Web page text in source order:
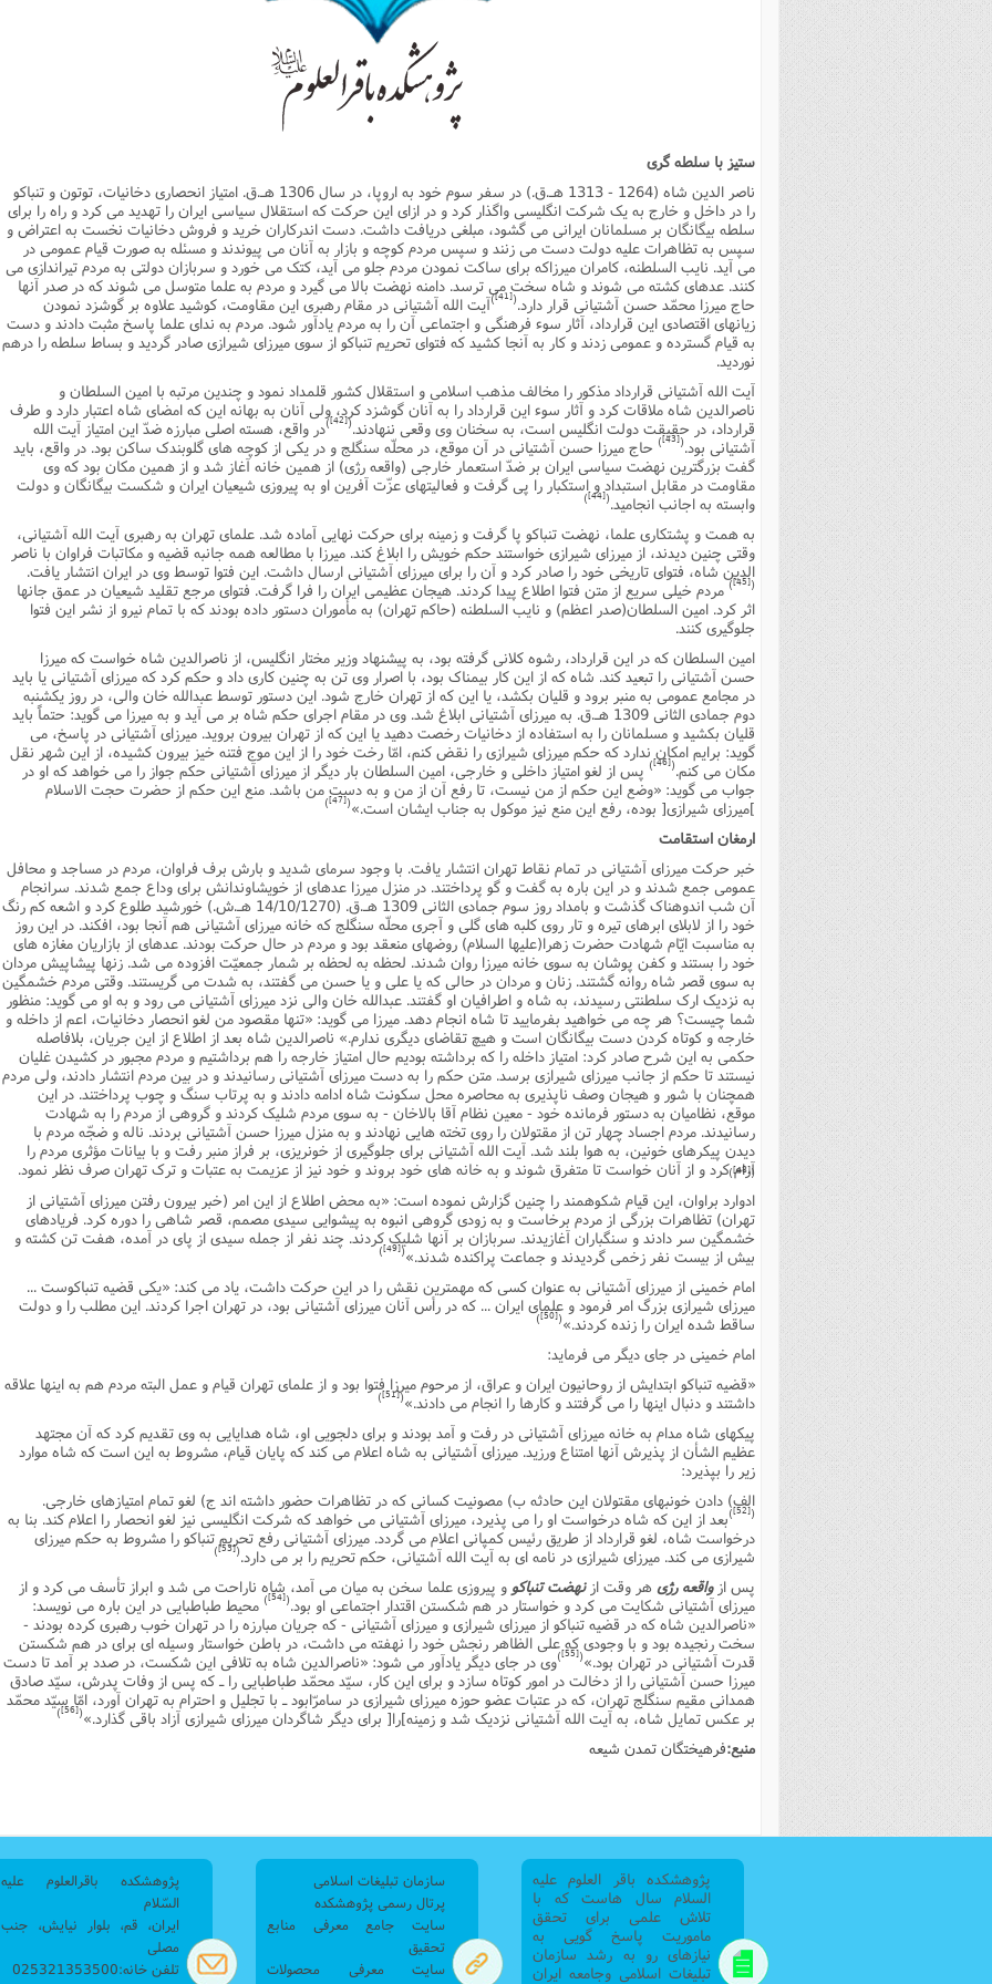
مجموعه پرسش ها و پاسخ های دانش آموزی
اجتماعی
جامعه
اخبار عمومی
خبرگزاری ها
پایگاههای فرهنگی
پایگاههای جامع موضوعات
پایگاههای اندیشمندان اسلامی
پایگاه های پاسخ گویی به سوالات
پایگاه های پاسخ گویی به احکام شرعی
پایگاه های آموزشی
دنیاو آخرت
تعاون و بررسی مسأله اعانه
توبه و امید به مغفرت
خداشناسی
ویژگی ولایت اهل بیت (ع)
راه توشه عاشورائیان
ذکر مصیبت امام باقر علیه السلام
ذکر مصیبت امام صادق علیه السلام
ذکر مصیبت امام موسی علیه السلام
ذکر مصیبت امام رضا علیه السلام
ذکر مصیبت امام هادی علیه السلام
ذکر مصیبت امام حسن عسکری علیه السلام
ذکر مصیبت متفرقه
کاربرد جامعه شناسی در تبلیغ
مقالات اخلاق و آداب در تبلیغ
مهارت های آموزش معارف اسلامی
روش تحقیق و منبع شناسی
سیاسی
تاریخ اسلام
اسلام
جامعه شناسی
فقه
اعتقادی
رذایل
فضائل
مبانی علم اخلاق
نامه های اخلاقی
حکایات
مدیریت و فقه اسلامی
خلاصه کتب مدیریت
مدیریت اسلامی
آینده پژوهی
مدیریت زمان
فرق و مذاهب
فرق شیعی
فرق غیر شیعی
علوم حدیث
فلسفه
محض
مضاف
فلسفه اسلامی
کلام
اسلامی
جدید
فقه و اصول
حقوق
ارتباطات
فصل نامه تربیت تبلیغیپيش شماره اول فصلنامه مطالعات معنوی
پيش شماره 2 فصل نامه تربیت تبلیغی
شماره دوم فصل نامه تربیت تبلیغی
شماره سوم و چهارم فصل نامه تربیت تبلیغی
شماره پنج و شش فصل نامه تربیت تبلیغی
فصلنامه مطالعات معنویپيش شماره اول فصلنامه مطالعات معنوی
شماره اول فصل نامه مطالعات معنوی
شماره دوم فصل نامه مطالعات معنوی
شماره سوم فصل نامه مطالعات معنوی
شماره چهارم و پنجم فصل نامه مطالعات معنوی
شماره ششم فصل نامه مطالعات معنوی
شماره هشتم و نهم فصل‌نامه مطالعات معنوی
شماره دهم فصل‌نامه مطالعات معنوی
علوم تربیتی
آئین دوست یابی
خانواده
قرآن‌پژوهی
علوم حدیث
اخلاق
عرفان
فرق و مذاهب
فقه
حقوق
ستیز با سلطه گرى
ناصر الدین شاه (1264 - 1313 هـ.ق.) در سفر سوم خود به اروپا، در سال 1306 هـ.ق. امتیاز انحصارى دخانیات، توتون و تنباکو
را در داخل و خارج به یک شرکت انگلیسى واگذار کرد و در ازاى این حرکت که استقلال سیاسى ایران را تهدید مى کرد و راه را براى
سلطه بیگانگان بر مسلمانان ایرانى مى گشود، مبلغى دریافت داشت. دست اندرکاران خرید و فروش دخانیات نخست به اعتراض و
سپس به تظاهرات علیه دولت دست مى زنند و سپس مردم کوچه و بازار به آنان مى پیوندند و مسئله به صورت قیام عمومى در
مى آید. نایب السلطنه، کامران میرزاکه براى ساکت نمودن مردم جلو مى آید، کتک مى خورد و سربازان دولتى به مردم تیراندازى مى
کنند. عدهاى کشته مى شوند و شاه سخت مى ترسد. دامنه نهضت بالا مى گیرد و مردم به علما متوسل مى شوند که در صدر آنها
حاج میرزا محمّد حسن آشتیانى قرار دارد.(
[41]
)آیت الله آشتیانى در مقام رهبرى این مقاومت، کوشید علاوه بر گوشزد نمودن
زیانهاى اقتصادى این قرارداد، آثار سوء فرهنگى و اجتماعى آن را به مردم یادآور شود. مردم به نداى علما پاسخ مثبت دادند و دست
به قیام گسترده و عمومى زدند و کار به آنجا کشید که فتواى تحریم تنباکو از سوى میرزاى شیرازى صادر گردید و بساط سلطه را درهم
نوردید.
آیت الله آشتیانى قرارداد مذکور را مخالف مذهب اسلامى و استقلال کشور قلمداد نمود و چندین مرتبه با امین السلطان و
ناصرالدین شاه ملاقات کرد و آثار سوء این قرارداد را به آنان گوشزد کرد، ولى آنان به بهانه این که امضاى شاه اعتبار دارد و طرف
قرارداد، در حقیقت دولت انگلیس است، به سخنان وى وقعى ننهادند.(
[42]
)در واقع، هسته اصلى مبارزه ضدّ این امتیاز آیت الله
آشتیانى بود.(
[43]
) حاج میرزا حسن آشتیانى در آن موقع، در محلّه سنگلج و در یکى از کوچه هاى گلوبندک ساکن بود. در واقع، باید
گفت بزرگترین نهضت سیاسى ایران بر ضدّ استعمار خارجى (واقعه رژى) از همین خانه آغاز شد و از همین مکان بود که وى
مقاومت در مقابل استبداد و استکبار را پى گرفت و فعالیتهاى عزّت آفرین او به پیروزى شیعیان ایران و شکست بیگانگان و دولت
وابسته به اجانب انجامید.(
[44]
)
به همت و پشتکارى علما، نهضت تنباکو پا گرفت و زمینه براى حرکت نهایى آماده شد. علماى تهران به رهبرى آیت الله آشتیانى،
وقتى چنین دیدند، از میرزاى شیرازى خواستند حکم خویش را ابلاغ کند. میرزا با مطالعه همه جانبه قضیه و مکاتبات فراوان با ناصر
الدین شاه، فتواى تاریخى خود را صادر کرد و آن را براى میرزاى آشتیانى ارسال داشت. این فتوا توسط وى در ایران انتشار یافت.
(
[45]
) مردم خیلى سریع از متن فتوا اطلاع پیدا کردند. هیجان عظیمى ایران را فرا گرفت. فتواى مرجع تقلید شیعیان در عمق جانها
اثر کرد. امین السلطان(صدر اعظم) و نایب السلطنه (حاکم تهران) به مأموران دستور داده بودند که با تمام نیرو از نشر این فتوا
جلوگیرى کنند.
امین السلطان که در این قرارداد، رشوه کلانى گرفته بود، به پیشنهاد وزیر مختار انگلیس، از ناصرالدین شاه خواست که میرزا
حسن آشتیانى را تبعید کند. شاه که از این کار بیمناک بود، با اصرار وى تن به چنین کارى داد و حکم کرد که میرزاى آشتیانى یا باید
در مجامع عمومى به منبر برود و قلیان بکشد، یا این که از تهران خارج شود. این دستور توسط عبدالله خان والى، در روز یکشنبه
دوم جمادى الثانى 1309 هـ.ق. به میرزاى آشتیانى ابلاغ شد. وى در مقام اجراى حکم شاه بر مى آید و به میرزا مى گوید: حتماً باید
قلیان بکشید و مسلمانان را به استفاده از دخانیات رخصت دهید یا این که از تهران بیرون بروید. میرزاى آشتیانى در پاسخ، مى
گوید: برایم امکان ندارد که حکم میرزاى شیرازى را نقض کنم، امّا رخت خود را از این موج فتنه خیز بیرون کشیده، از این شهر نقل
مکان مى کنم.(
[46]
) پس از لغو امتیاز داخلى و خارجى، امین السلطان بار دیگر از میرزاى آشتیانى حکم جواز را مى خواهد که او در
جواب مى گوید: «وضع این حکم از من نیست، تا رفع آن از من و به دست من باشد. منع این حکم از حضرت حجت الاسلام
]میرزاى شیرازى[ بوده، رفع این منع نیز موکول به جناب ایشان است.»(
[47]
)
ارمغان استقامت
خبر حرکت میرزاى آشتیانى در تمام نقاط تهران انتشار یافت. با وجود سرماى شدید و بارش برف فراوان، مردم در مساجد و محافل
عمومى جمع شدند و در این باره به گفت و گو پرداختند. در منزل میرزا عدهاى از خویشاوندانش براى وداع جمع شدند. سرانجام
آن شب اندوهناک گذشت و بامداد روز سوم جمادى الثانى 1309 هـ.ق. (14/10/1270 هـ.ش.) خورشید طلوع کرد و اشعه کم رنگ
خود را از لابلاى ابرهاى تیره و تار روى کلبه هاى گلى و آجرى محلّه سنگلج که خانه میرزاى آشتیانى هم آنجا بود، افکند. در این روز
به مناسبت ایّام شهادت حضرت زهرا(علیها السلام) روضهاى منعقد بود و مردم در حال حرکت بودند. عدهاى از بازاریان مغازه هاى
خود را بستند و کفن پوشان به سوى خانه میرزا روان شدند. لحظه به لحظه بر شمار جمعیّت افزوده مى شد. زنها پیشاپیش مردان
به سوى قصر شاه روانه گشتند. زنان و مردان در حالى که یا على و یا حسن مى گفتند، به شدت مى گریستند. وقتى مردم خشمگین
به نزدیک ارک سلطنتى رسیدند، به شاه و اطرافیان او گفتند. عبدالله خان والى نزد میرزاى آشتیانى مى رود و به او مى گوید: منظور
شما چیست؟ هر چه مى خواهید بفرمایید تا شاه انجام دهد. میرزا مى گوید: «تنها مقصود من لغو انحصار دخانیات، اعم از داخله و
خارجه و کوتاه کردن دست بیگانگان است و هیچ تقاضاى دیگرى ندارم.» ناصرالدین شاه بعد از اطلاع از این جریان، بلافاصله
حکمى به این شرح صادر کرد: امتیاز داخله را که برداشته بودیم حال امتیاز خارجه را هم برداشتیم و مردم مجبور در کشیدن غلیان
نیستند تا حکم از جانب میرزاى شیرازى برسد. متن حکم را به دست میرزاى آشتیانى رسانیدند و در بین مردم انتشار دادند، ولى مردم
همچنان با شور و هیجان وصف ناپذیرى به محاصره محل سکونت شاه ادامه دادند و به پرتاب سنگ و چوب پرداختند. در این
موقع، نظامیان به دستور فرمانده خود - معین نظام آقا بالاخان - به سوى مردم شلیک کردند و گروهى از مردم را به شهادت
رسانیدند. مردم اجساد چهار تن از مقتولان را روى تخته هایى نهادند و به منزل میرزا حسن آشتیانى بردند. ناله و ضجّه مردم با
دیدن پیکرهاى خونین، به هوا بلند شد. آیت الله آشتیانى براى جلوگیرى از خونریزى، بر فراز منبر رفت و با بیانات مؤثرى مردم را
آرام کرد و از آنان خواست تا متفرق شوند و به خانه هاى خود بروند و خود نیز از عزیمت به عتبات و ترک تهران صرف نظر نمود.(
[48]
)
ادوارد براوان، این قیام شکوهمند را چنین گزارش نموده است: «به محض اطلاع از این امر (خبر بیرون رفتن میرزاى آشتیانى از
تهران) تظاهرات بزرگى از مردم برخاست و به زودى گروهى انبوه به پیشوایى سیدى مصمم، قصر شاهى را دوره کرد. فریادهاى
خشمگین سر دادند و سنگباران آغازیدند. سربازان بر آنها شلیک کردند. چند نفر از جمله سیدى از پاى در آمده، هفت تن کشته و
بیش از بیست نفر زخمى گردیدند و جماعت پراکنده شدند.»(
[49]
)
امام خمینى از میرزاى آشتیانى به عنوان کسى که مهمترین نقش را در این حرکت داشت، یاد مى کند: «یکى قضیه تنباکوست ...
میرزاى شیرازى بزرگ امر فرمود و علماى ایران ... که در رأس آنان میرزاى آشتیانى بود، در تهران اجرا کردند. این مطلب را و دولت
ساقط شده ایران را زنده کردند.»(
[50]
)
امام خمینى در جاى دیگر مى فرماید:
«قضیه تنباکو ابتدایش از روحانیون ایران و عراق، از مرحوم میرزا فتوا بود و از علماى تهران قیام و عمل البته مردم هم به اینها علاقه
داشتند و دنبال اینها را مى گرفتند و کارها را انجام مى دادند.»(
[51]
)
پیکهاى شاه مدام به خانه میرزاى آشتیانى در رفت و آمد بودند و براى دلجویى او، شاه هدایایى به وى تقدیم کرد که آن مجتهد
عظیم الشأن از پذیرش آنها امتناع ورزید. میرزاى آشتیانى به شاه اعلام مى کند که پایان قیام، مشروط به این است که شاه موارد
زیر را بپذیرد:
الف) دادن خونبهاى مقتولان این حادثه ب) مصونیت کسانى که در تظاهرات حضور داشته اند ج) لغو تمام امتیازهاى خارجى.
(
[52]
)بعد از این که شاه درخواست او را مى پذیرد، میرزاى آشتیانى مى خواهد که شرکت انگلیسى نیز لغو انحصار را اعلام کند. بنا به
درخواست شاه، لغو قرارداد از طریق رئیس کمپانى اعلام مى گردد. میرزاى آشتیانى رفع تحریم تنباکو را مشروط به حکم میرزاى
شیرازى مى کند. میرزاى شیرازى در نامه اى به آیت الله آشتیانى، حکم تحریم را بر مى دارد.(
[53]
)
پس ازواقعه رژى هر وقت ازنهضت تنباکو و پیروزى علما سخن به میان مى آمد، شاه ناراحت مى شد و ابراز تأسف مى کرد و از
میرزاى آشتیانى شکایت مى کرد و خواستار در هم شکستن اقتدار اجتماعى او بود.(
[54]
) محیط طباطبایى در این باره مى نویسد:
«ناصرالدین شاه که در قضیه تنباکو از میرزاى شیرازى و میرزاى آشتیانى - که جریان مبارزه را در تهران خوب رهبرى کرده بودند -
سخت رنجیده بود و با وجودى که على الظاهر رنجش خود را نهفته مى داشت، در باطن خواستار وسیله اى براى در هم شکستن
قدرت آشتیانى در تهران بود.»(
[55]
)وى در جاى دیگر یادآور مى شود: «ناصرالدین شاه به تلافى این شکست، در صدد بر آمد تا دست
میرزا حسن آشتیانى را از دخالت در امور کوتاه سازد و براى این کار، سیّد محمّد طباطبایى را ـ که پس از وفات پدرش، سیّد صادق
همدانى مقیم سنگلج تهران، که در عتبات عضو حوزه میرزاى شیرازى در سامرّابود ـ با تجلیل و احترام به تهران آورد، امّا سیّد محمّد
بر عکس تمایل شاه، به آیت الله آشتیانى نزدیک شد و زمینه]را[ براى دیگر شاگردان میرزاى شیرازى آزاد باقى گذارد.»(
[56]
)
منبع:فرهیختگان تمدن شیعه
پژوهشکده باقر العلوم علیه
السلام سال هاست که با
تلاش علمی برای تحقق
ماموریت پاسخ گویی به
نیازهای رو به رشد سازمان
تبلیغات اسلامی وجامعه ایران
سازمان تبلیغات اسلامی
پرتال رسمی پژوهشکده
سایت جامع معرفی منابع
تحقیق
سایت معرفی محصولات
پژوهشکده باقرالعلوم علیه
السّلام
ایران، قم، بلوار نیایش، جنب
مصلی
تلفن خانه:025321353500